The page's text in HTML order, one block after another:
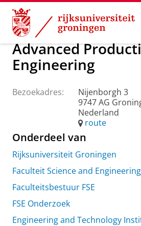
Skip
Content
Skip
Navigation
Over ons Praktische zaken Waar
Advanced
Engineering
Bezoekadres:
Nijenborgh 3
9747 AG
Nederland
route
Onderdeel van
Rijksuniversiteit Groningen
Faculteit Science and Engineering
Faculteitsbestuur FSE
FSE Onderzoek
Engineering and Technology